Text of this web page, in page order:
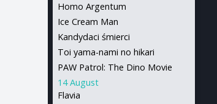
Homo Argentum
Ice Cream Man
Kandydaci śmierci
Toi yama-nami no hikari
PAW Patrol: The Dino Movie
14 August
Flavia